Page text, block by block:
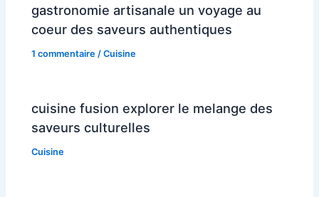
gastronomie artisanale un voyage au
coeur des saveurs authentiques
1 commentaire /Cuisine
cuisine fusion explorer le melange des
saveurs culturelles
Cuisine